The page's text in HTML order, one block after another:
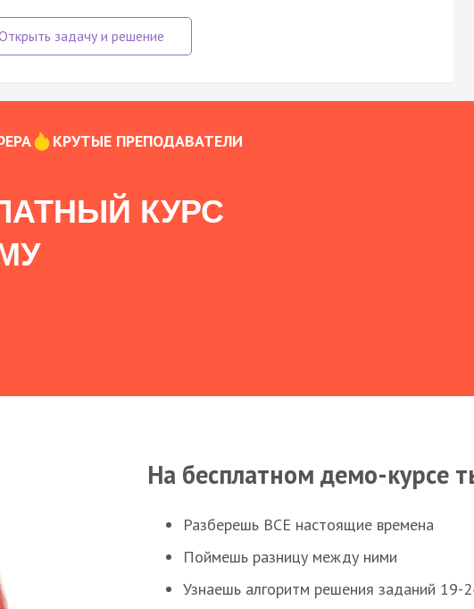
КРУТЫЕ ПРЕПОДАВАТЕЛИ
КУРС
На бесплатном демо-курсе
Разберешь ВСЕ настоящие времена
Поймешь разницу между ними
Узнаешь алгоритм решения заданий 19-